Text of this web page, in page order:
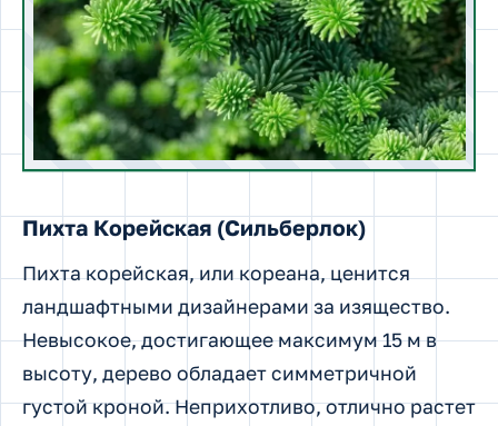
Пихта Корейская (Сильберлок)
Пихта корейская, или кореана, ценится
ландшафтными дизайнерами за изящество.
Невысокое, достигающее максимум 15 м в
высоту, дерево обладает симметричной
густой кроной. Неприхотливо, отлично растет